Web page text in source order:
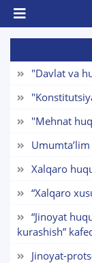
"Davlat va
"Mehnat
Xalqaro
“Xalqaro
“Jinoyat
kurashish”
Jinoyat-
TDYU
Assalomu
chatda